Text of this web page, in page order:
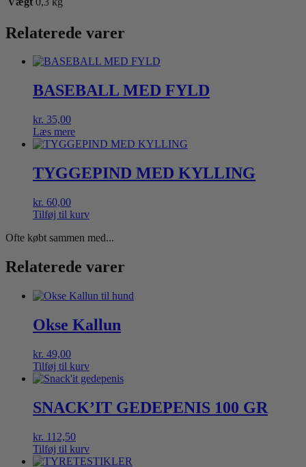
Relaterede varer
BASEBALL MED FYLD
kr. 35,00
Læs mere
TYGGEPIND MED KYLLING
kr. 60,00
Tilføj til kurv
Ofte købt sammen med...
Relaterede varer
Okse Kallun
kr. 49,00
Tilføj til kurv
SNACK’IT GEDEPENIS 100 GR
kr. 112,50
Tilføj til kurv